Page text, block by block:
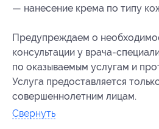
— нанесение крема по типу
Предупреждаем о
консультации у врача-
по оказываемым услугам и
Услуга предоставляется
совершеннолетним лицам.
Свернуть